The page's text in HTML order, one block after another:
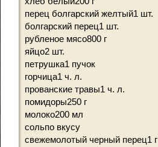
перец болгарский желтый1 шт.
болгарский перец1 шт.
рубленое мясо800 г
яйцо2 шт.
петрушка1 пучок
горчица1 ч. л.
прованские травы1 ч. л.
помидоры250 г
молоко200 мл
сольпо вкусу
свежемолотый черный перец1 г